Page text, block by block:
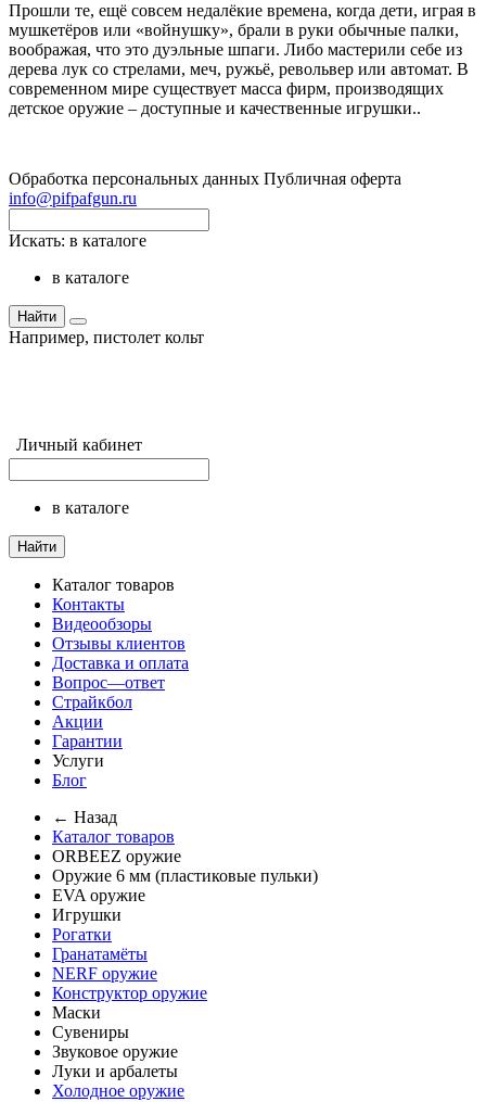
Прошли те, ещё совсем недалёкие времена, когда дети, играя в
мушкетёров или «войнушку», брали в руки обычные палки,
воображая, что это дуэльные шпаги. Либо мастерили себе из
дерева лук со стрелами, меч, ружьё, револьвер или автомат. В
современном мире существует масса фирм, производящих
детское оружие – доступные и качественные игрушки..
Обработка персональных данных Публичная оферта
info@pifpafgun.ru
Искать: в каталоге
в каталоге
Найти
Например, пистолет кольт
Личный кабинет
в каталоге
Найти
Каталог товаров
Контакты
Видеообзоры
Отзывы клиентов
Доставка и оплата
Вопрос—ответ
Страйкбол
Акции
Гарантии
Услуги
Блог
← Назад
Каталог товаров
ORBEEZ оружие
Оружие 6 мм (пластиковые пульки)
EVA оружие
Игрушки
Рогатки
Гранатамёты
NERF оружие
Конструктор оружие
Маски
Сувениры
Звуковое оружие
Луки и арбалеты
Холодное оружие